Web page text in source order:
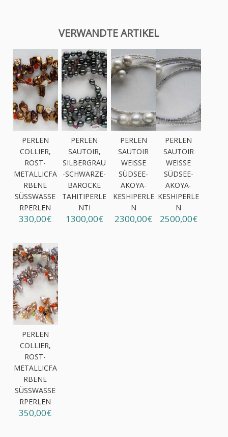
VERWANDTE ARTIKEL
PERLEN
COLLIER,
ROST-
METALLICFA
RBENE
SÜSSWASSER
PERLEN
330,00€
PERLEN
SAUTOIR,
SILBERGRAU
-SCHWARZE-
BAROCKE
TAHITIPERLE
NTI
1300,00€
PERLEN
SAUTOIR
WEISSE S
ÜDSEE-A
KOYA-K
ESHIPERLEN
2300,00€
PERLEN
SAUTOIR
WEISSE S
ÜDSEE-A
KOYA-K
ESHIPERLEN
2500,00€
PERLEN
COLLIER,
ROST-
METALLICFA
RBENE
SÜSSWASSER
PERLEN
350,00€